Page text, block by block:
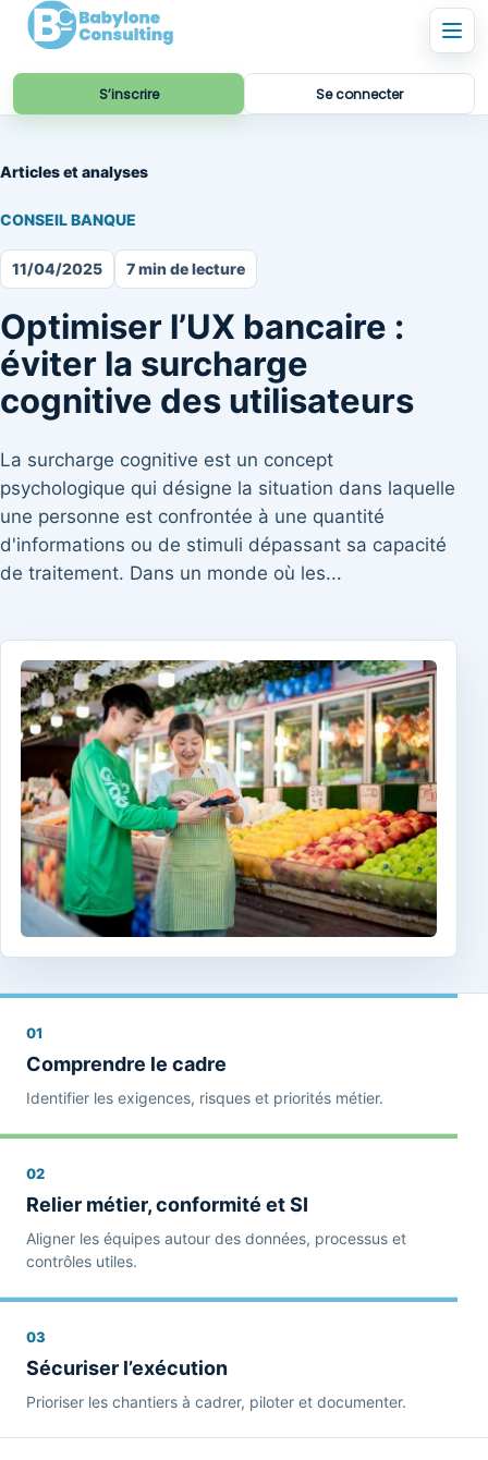
S’inscrire Se connecter
Articles et analyses
CONSEIL BANQUE
11/04/2025 7 min de lecture
Optimiser l’UX bancaire :
éviter la surcharge
cognitive des utilisateurs
La surcharge cognitive est un concept
psychologique qui désigne la situation dans laquelle
une personne est confrontée à une quantité
d'informations ou de stimuli dépassant sa capacité
de traitement. Dans un monde où les...
01
Comprendre le cadre
Identifier les exigences, risques et priorités métier.
02
Relier métier, conformité et SI
Aligner les équipes autour des données, processus et
contrôles utiles.
03
Sécuriser l’exécution
Prioriser les chantiers à cadrer, piloter et documenter.